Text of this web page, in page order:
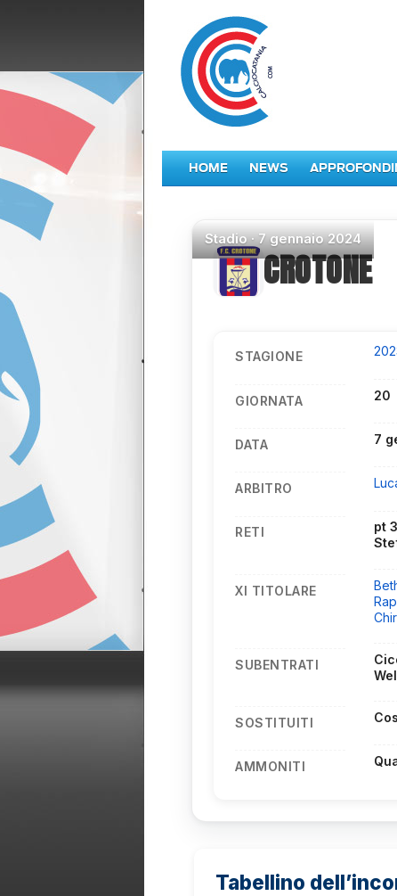
HOME NEWS
Stadio·7 gennaio 2024
CROTONE
STAGIONE
GIORNATA 20
DATA 7
ARBITRO
RETI
pt
XI TITOLARE
SUBENTRATI
SOSTITUITI
AMMONITI
Tabellino